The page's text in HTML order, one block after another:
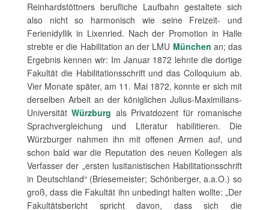
Reinhardstöttners berufliche Laufbahn gestaltete sich
also nicht so harmonisch wie seine Freizeit- und
Ferienidyllik in Lixenried. Nach der Promotion in Halle
strebte er die Habilitation an der LMU München an; das
Ergebnis kennen wir: Im Januar 1872 lehnte die dortige
Fakultät die Habilitationsschrift und das Colloquium ab.
Vier Monate später, am 11. Mai 1872, konnte er sich mit
derselben Arbeit an der königlichen Julius-Maximilians-
UniversitätWürzburg als Privatdozent für romanische
Sprachvergleichung und Literatur habilitieren. Die
Würzburger nahmen ihn mit offenen Armen auf, und
schon bald war die Reputation des neuen Kollegen als
Verfasser der „ersten lusitanistischen Habilitationsschrift
in Deutschland“ (Briesemeister; Schönberger, a.a.O.) so
groß, dass die Fakultät ihn unbedingt halten wollte: „Der
Fakultätsbericht spricht davon, dass sich die